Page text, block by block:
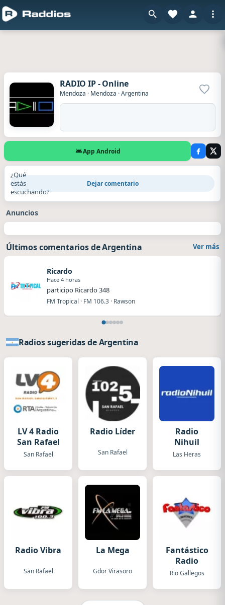
RADIO IP - Online
Mendoza · Mendoza ·Argentina
App Android
¿Qué
estás
escuchando?
Dejar comentario
Anuncios
Últimos comentarios de Argentina Ver más
Ricardo
Hace 4 horas
participo Ricardo 348
FM Tropical · FM 106.3 · Rawson
Radios sugeridas de Argentina
LV 4 Radio
San Rafael
San Rafael
Radio Líder
San Rafael
Radio
Nihuil
Las Heras
Radio Vibra
San Rafael
La Mega
Gdor Virasoro
Fantástico
Radio
Rio Gallegos